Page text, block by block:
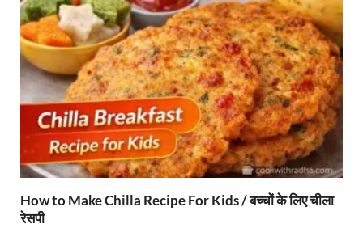
How to Make Chilla Recipe For Kids / बच्चों के लिए चीला
रेसपी